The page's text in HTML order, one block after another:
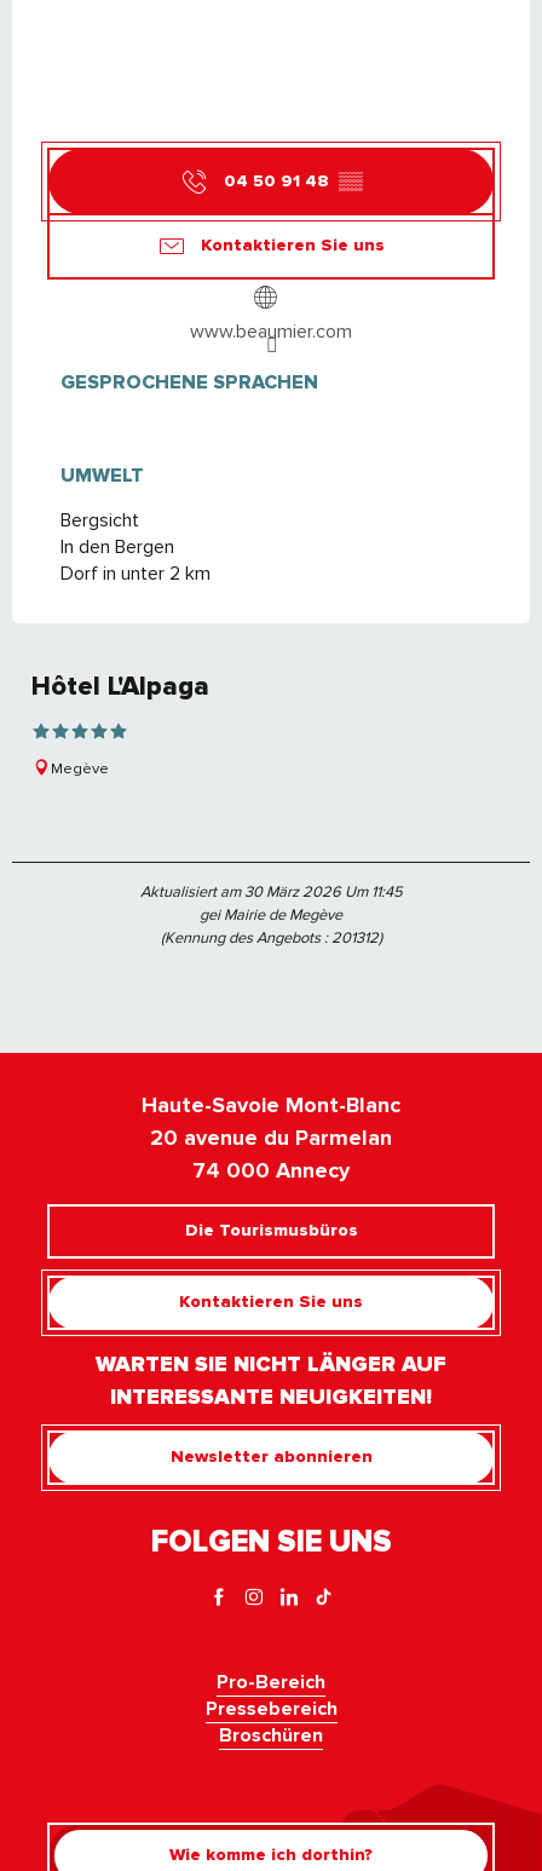
04 50 91 48 ▒▒
Kontaktieren Sie uns
www.beaumier.com
GESPROCHENE SPRACHEN
GESPROCHENE SPRACHEN
UMWELT
UMWELT
Bergsicht
In den Bergen
Dorf in unter 2 km
Hôtel L'Alpaga
Megève
Aktualisiert am 30 März 2026 Um 11:45
gei Mairie de Megève
(Kennung des Angebots :201312)
Haute-Savoie Mont-Blanc
20 avenue du Parmelan
74 000 Annecy
Die Tourismusbüros
Kontaktieren Sie uns
WARTEN SIE NICHT LÄNGER AUF
INTERESSANTE NEUIGKEITEN!
Newsletter abonnieren
FOLGEN SIE UNS
Pro-Bereich
Pressebereich
Broschüren
Wie komme ich dorthin?